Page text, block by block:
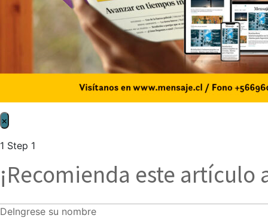
×
1 Step 1
¡Recomienda este artículo
DeIngrese su nombre